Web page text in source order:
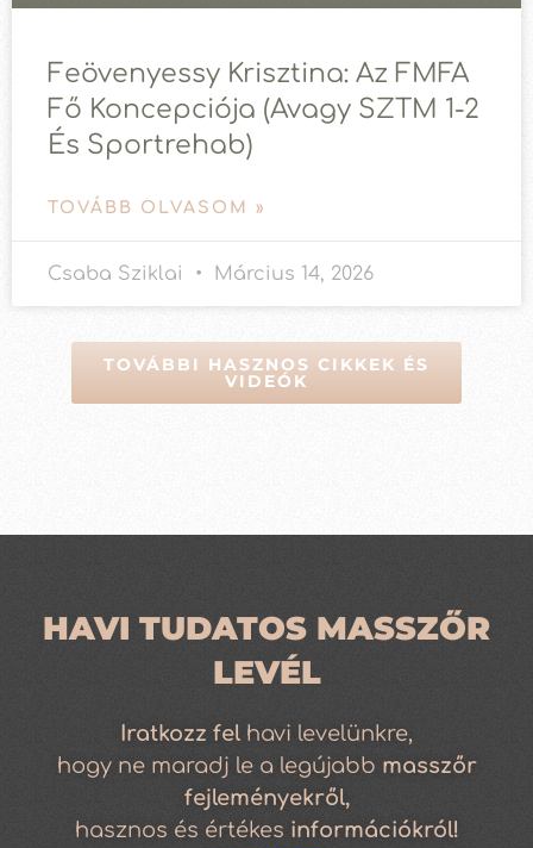
Feövenyessy Krisztina: Az FMFA
Fő Koncepciója (avagy SZTM 1-2
És Sportrehab)
TOVÁBB OLVASOM »
Csaba Sziklai Március 14, 2026
TOVÁBBI HASZNOS CIKKEK ÉS
VIDEÓK
HAVI TUDATOS MASSZŐR
LEVÉL
Iratkozz fel havi levelünkre,
hogy ne maradj le a legújabb masszőr
fejleményekről,
hasznos és értékes információkról!